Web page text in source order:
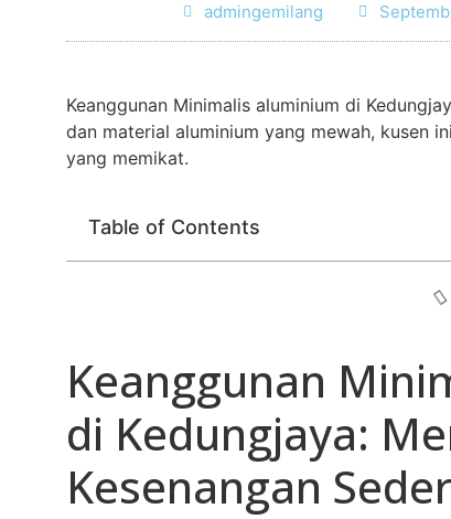
admingemilang
Keanggunan Minimalis aluminium di
dan material aluminium yang mewah, kusen
yang memikat.
Table of Contents
Keanggunan
di Kedungjaya:
Kesenangan